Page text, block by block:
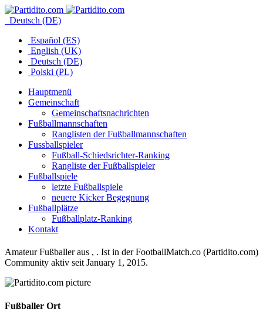
Deutsch (DE)
Español (ES)
English (UK)
Deutsch (DE)
Polski (PL)
Hauptmenü
Gemeinschaft
Gemeinschaftsnachrichten
Fußballmannschaften
Ranglisten der Fußballmannschaften
Fussballspieler
Fußball-Schiedsrichter-Ranking
Rangliste der Fußballspieler
Fußballspiele
letzte Fußballspiele
neuere Kicker Begegnung
Fußballplätze
Fußballplatz-Ranking
Kontakt
Amateur Fußballer aus , . Ist in der FootballMatch.co (Partidito.com)
Community aktiv seit January 1, 2015.
Fußballer Ort